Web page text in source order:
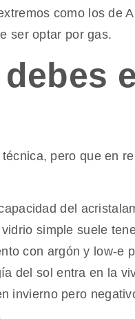
como los de
ser optar por gas.
pero que en
del
simple suele
con argón y low-e
del sol entra en la
invierno pero